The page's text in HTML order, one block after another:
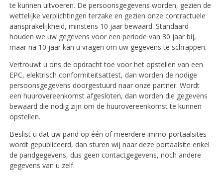
te kunnen uitvoeren. De persoonsgegevens worden, gezien de
wettelijke verplichtingen terzake en gezien onze contractuele
aansprakelijkheid, minstens 10 jaar bewaard. Standaard
houden we uw gegevens voor een periode van 30 jaar bij,
maar na 10 jaar kan u vragen om uw gegevens te schrappen.
Vertrouwt u ons de opdracht toe voor het opstellen van een
EPC, elektrisch conformiteitsattest, dan worden de nodige
persoonsgegevens doorgestuurd naar onze partner. Wordt
een huurovereenkomst afgesloten, dan worden die gegevens
bewaard die nodig zijn om de huurovereenkomst te kunnen
opstellen.
Beslist u dat uw pand op één of meerdere immo-portaalsites
wordt gepubliceerd, dan sturen wij naar deze portaalsite enkel
de pandgegevens, dus geen contactgegevens, noch andere
gegevens van u zelf.